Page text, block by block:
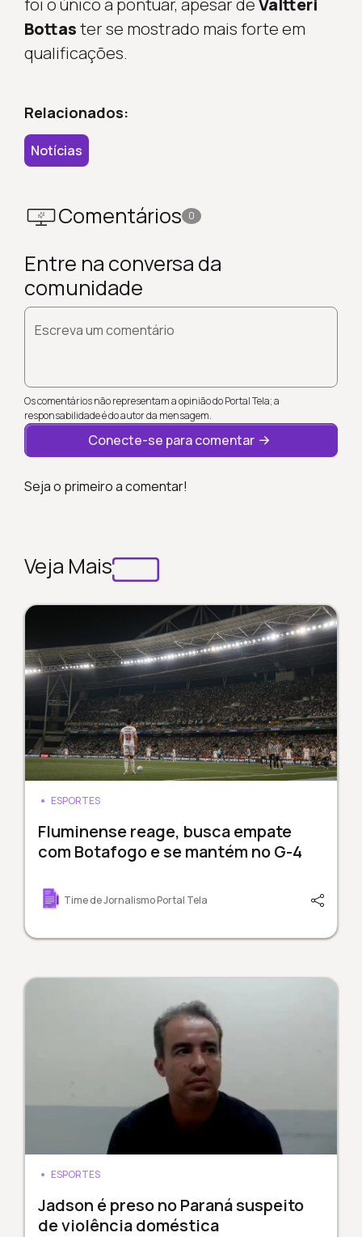
foi o único a pontuar, apesar deValtteri
Bottaster se mostrado mais forte em
qualificações.
Relacionados:
Notícias
Comentários 0
Entre na conversa da
comunidade
Escreva um comentário
Os comentários não representam a opinião do Portal Tela; a
responsabilidade é do autor da mensagem.
Conecte-se para comentar
Seja o primeiro a comentar!
Veja Mais
ESPORTES
Fluminense reage, busca empate
com Botafogo e se mantém no G-4
Time de Jornalismo Portal Tela
ESPORTES
Jadson é preso no Paraná suspeito
de violência doméstica